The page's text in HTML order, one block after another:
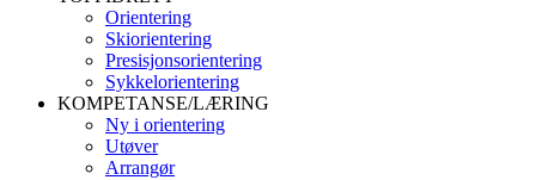
Orientering
Skiorientering
Presisjonsorientering
Sykkelorientering
KOMPETANSE/LÆRING
Ny i orientering
Utøver
Arrangør